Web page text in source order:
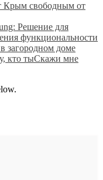
Крым свободным от
Решение для
функциональности
загородном доме
Скажи мне